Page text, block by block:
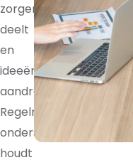
zorgen
deelt
en
ideeën
aandraagt.
Regelmatige
ondersteuning
houdt